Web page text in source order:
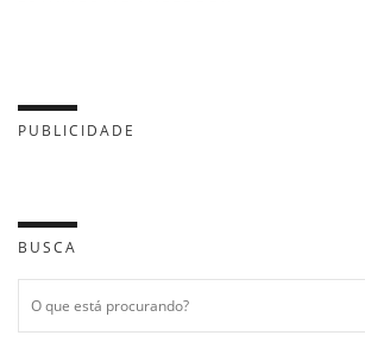
PUBLICIDADE
BUSCA